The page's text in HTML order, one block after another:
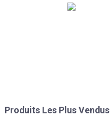
Produits Les Plus Vendus